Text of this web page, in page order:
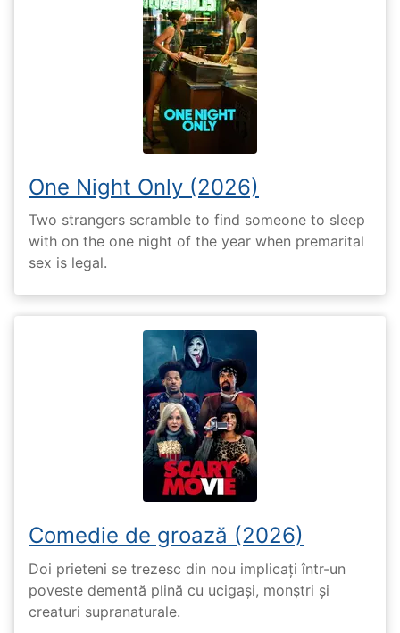
One Night Only (2026)
Two strangers scramble to find someone to sleep
with on the one night of the year when premarital
sex is legal.
Comedie de groază (2026)
Doi prieteni se trezesc din nou implicați într-un
poveste dementă plină cu ucigași, monștri și
creaturi supranaturale.